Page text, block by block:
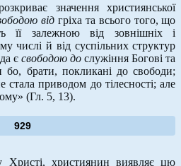
значення християнської
відгріха та всього того, що
її залежною від зовнішніх і
числі й від суспільних структур
єсвободою до служіння Богові та
брати, покликані до свободи;
стала приводом до тілесності; але
(Гл. 5, 13).
929
християнин виявляє цю